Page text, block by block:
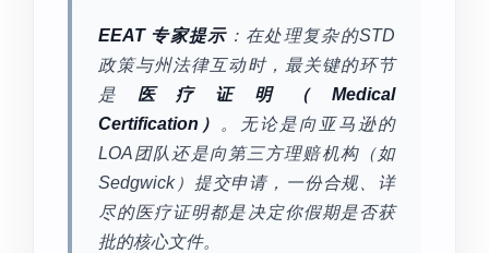
EEAT 专家提示：在处理复杂的STD
政策与州法律互动时，最关键的环节
是 医疗证明（Medical
Certification）
。无论是向亚马逊的
LOA团队还是向第三方理赔机构（如
Sedgwick）提交申请，一份合规、详
尽的医疗证明都是决定你假期是否获
批的核心文件。